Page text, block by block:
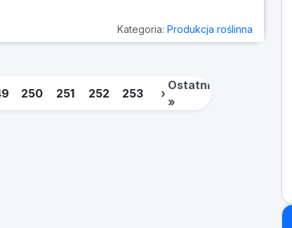
Kategoria: Produkcja roślinna
250 251 252 253 ›
Ostatnia
»